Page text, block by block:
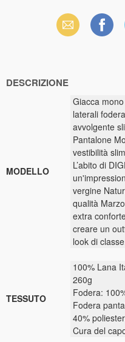
Email Facebook
DESCRIZIONE
MODELLO
Giacca
laterali
avvolgente
Pantalone
vestibilità
L’abito di
vergine
qualità
extra
creare un
look di
TESSUTO
100% Lana
260g
Fodera:
Fodera
40%
Cura del